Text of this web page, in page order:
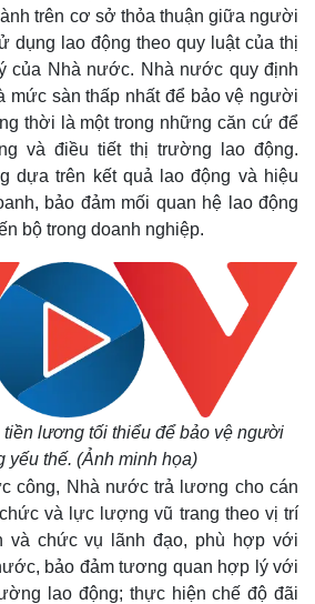
trên cơ sở thỏa thuận giữa người
dụng lao động theo quy luật của thị
của Nhà nước. Nhà nước quy định
mức sàn thấp nhất để bảo vệ người
thời là một trong những căn cứ để
và điều tiết thị trường lao động.
dựa trên kết quả lao động và hiệu
bảo đảm mối quan hệ lao động
bộ trong doanh nghiệp.
lương tối thiểu để bảo vệ người
yếu thế. (Ảnh minh họa)
công, Nhà nước trả lương cho cán
và lực lượng vũ trang theo vị trí
và chức vụ lãnh đạo, phù hợp với
bảo đảm tương quan hợp lý với
lao động; thực hiện chế độ đãi